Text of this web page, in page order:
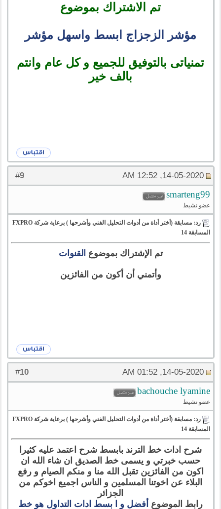
تم الاشتراك بموضوع
مؤشر الزجزاج ابسط واسهل مؤشر
تمنياتى بالتوفيق للجميع و كل عام وانتم
بالف خير
#
9 14-05-2020, 12:52 AM
smarteng99
عضو نشيط
رد: مسابقة (أختر أداة من أدوات التحليل الفني وأشرحها ) برعاية شركة FXPRO
المسابقة 14
تم الإشتراك بموضوع القنوات
وأتمني أن أكون من الفائزين
#
10 14-05-2020, 01:52 AM
bachouche lyamine
عضو نشيط
رد: مسابقة (أختر أداة من أدوات التحليل الفني وأشرحها ) برعاية شركة FXPRO
المسابقة 14
شرح ادات خط الترند بابسط شرح اعتمد عليه كثيرا
حسب خبرتي و يسمى خط الصديق ان شاء الله ان
اكون من الفائزين تقبل الله منا و منكم الصيام و رفع
البلاء عن اخوتنا المسلمين و الناس اجميع اخوكم من
الجزائر
رابط الموضوع أفضل و ا بسط ادات التداول هو خط